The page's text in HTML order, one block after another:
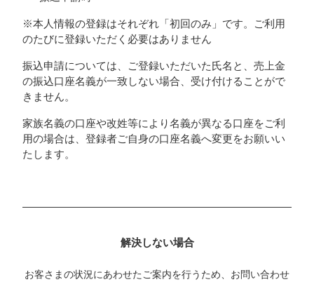
※本人情報の登録はそれぞれ「初回のみ」です。ご利用
のたびに登録いただく必要はありません
振込申請については、ご登録いただいた氏名と、売上金
の振込口座名義が一致しない場合、受け付けることがで
きません。
家族名義の口座や改姓等により名義が異なる口座をご利
用の場合は、登録者ご自身の口座名義へ変更をお願いい
たします。
解決しない場合
お客さまの状況にあわせたご案内を行うため、お問い合わせ